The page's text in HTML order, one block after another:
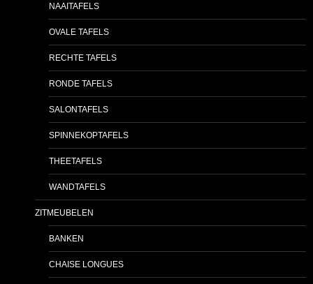
NAAITAFELS
OVALE TAFELS
RECHTE TAFELS
RONDE TAFELS
SALONTAFELS
SPINNEKOPTAFELS
THEETAFELS
WANDTAFELS
ZITMEUBELEN
BANKEN
CHAISE LONGUES